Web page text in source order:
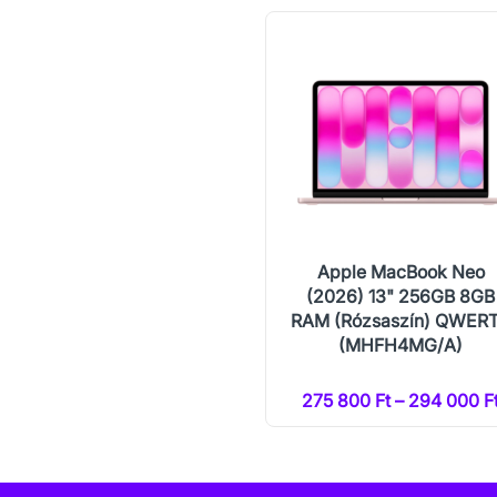
Apple MacBook Neo
(2026) 13" 256GB 8GB
RAM (Rózsaszín)
(MHFH4MG/A)
275 800 Ft – 294 000